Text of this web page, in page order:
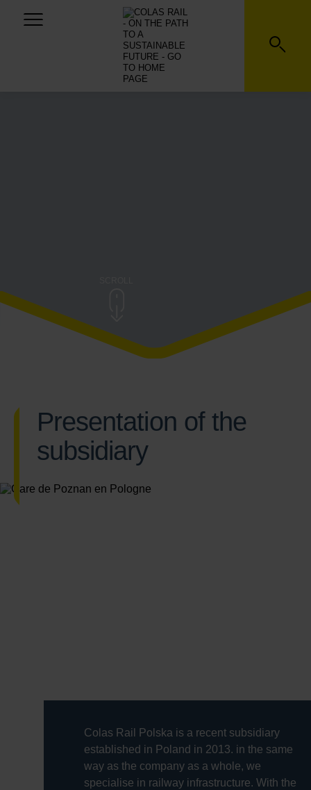
Presentation of the
subsidiary
Colas Rail Polska is a recent subsidiary
established in Poland in 2013. in the same
way as the company as a whole, we
specialise in railway infrastructure. With the